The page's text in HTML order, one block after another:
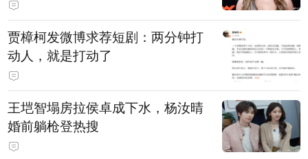
贾樟柯发微博求荐短剧：两分钟打
动人，就是打动了
王垲智塌房拉侯卓成下水，杨汝晴
婚前躺枪登热搜